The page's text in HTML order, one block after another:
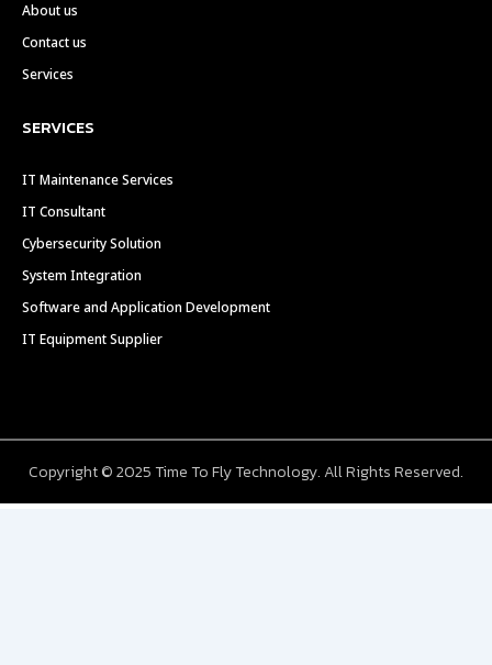
About us
Contact us
Services
SERVICES
IT Maintenance Services
IT Consultant
Cybersecurity Solution
System Integration
Software and Application Development
IT Equipment Supplier
Copyright © 2025 Time To Fly Technology. All Rights Reserved.